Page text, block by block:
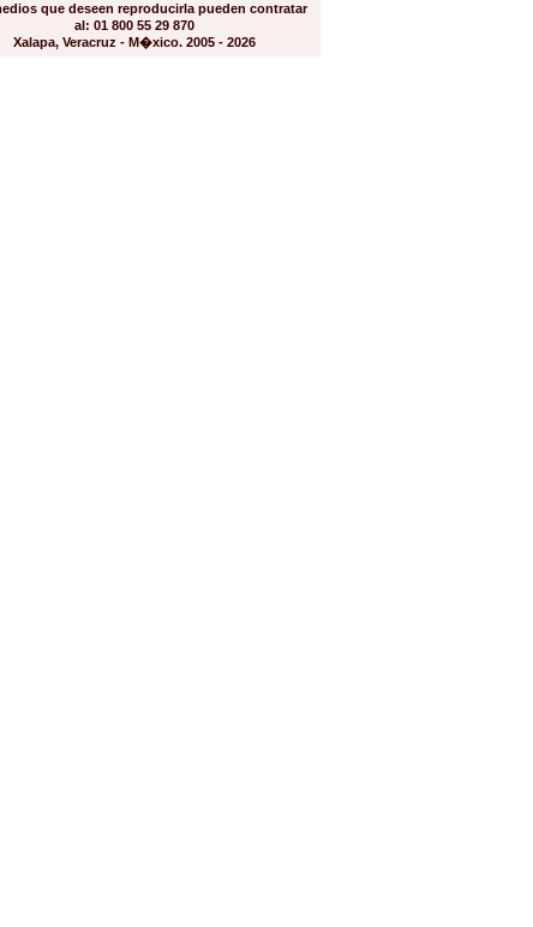
que deseen reproducirla pueden contratar
al: 01 800 55 29 870
Xalapa, Veracruz - M�xico. 2005 - 2026